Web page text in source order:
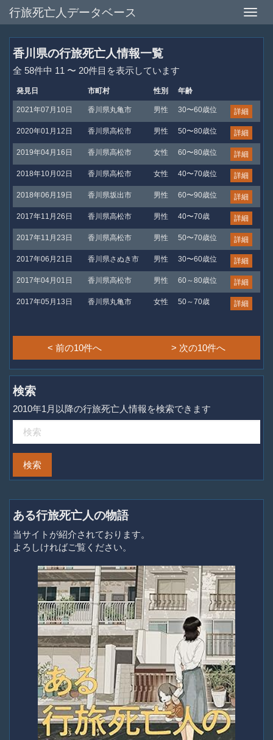
Toggle
行旅死亡人データベース
香川県の行旅死亡人情報一覧
全 58件中 11 〜 20件目を表示しています
発見日 市町村 性別 年齢
2021年07月10日 香川県丸亀市 男性 30〜60歳位 詳細
2020年01月12日 香川県高松市 男性 50〜80歳位 詳細
2019年04月16日 香川県高松市 女性 60〜80歳位 詳細
2018年10月02日 香川県高松市 女性 40〜70歳位 詳細
2018年06月19日 香川県坂出市 男性 60〜90歳位 詳細
2017年11月26日 香川県高松市 男性 40〜70歳 詳細
2017年11月23日 香川県高松市 男性 50〜70歳位 詳細
2017年06月21日 香川県さぬき市 男性 30〜60歳位 詳細
2017年04月01日 香川県高松市 男性 60～80歳位 詳細
2017年05月13日 香川県丸亀市 女性 50～70歳 詳細
< 前の10件へ > 次の10件へ
検索
2010年1月以降の行旅死亡人情報を検索できます
ある行旅死亡人の物語
当サイトが紹介されております。
よろしければご覧ください。